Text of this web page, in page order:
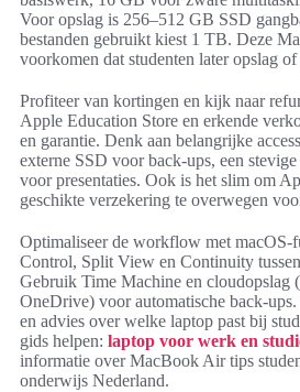
Voor opslag is 256–512 GB SSD
bestanden gebruikt kiest 1 TB. Deze
voorkomen dat studenten later opslag of
Profiteer van kortingen en kijk naar
Apple Education Store en erkende
en garantie. Denk aan belangrijke
externe SSD voor back-ups, een
voor presentaties. Ook is het slim om
geschikte verzekering te overwegen
Optimaliseer de workflow met macOS-
Control, Split View en Continuity
Gebruik Time Machine en cloudopslag
OneDrive) voor automatische back-
en advies over welke laptop past bij
gids helpen: laptop voor werk en
informatie over MacBook Air tips
onderwijs Nederland.